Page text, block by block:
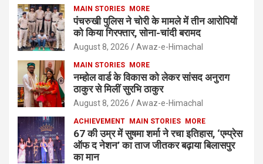
MAIN STORIES MORE
पंचरुखी पुलिस ने चोरी के मामले में तीन आरोपियों
को किया गिरफ्तार, सोना-चांदी बरामद
August 8, 2026 Awaz-e-Himachal
MAIN STORIES MORE
नम्होल वार्ड के विकास को लेकर सांसद अनुराग
ठाकुर से मिलीं सुरभि ठाकुर
August 8, 2026 Awaz-e-Himachal
ACHIEVEMENT MAIN STORIES MORE
67 की उम्र में सुषमा शर्मा ने रचा इतिहास, ‘एम्प्रेस
ऑफ द नेशन’ का ताज जीतकर बढ़ाया बिलासपुर
का मान